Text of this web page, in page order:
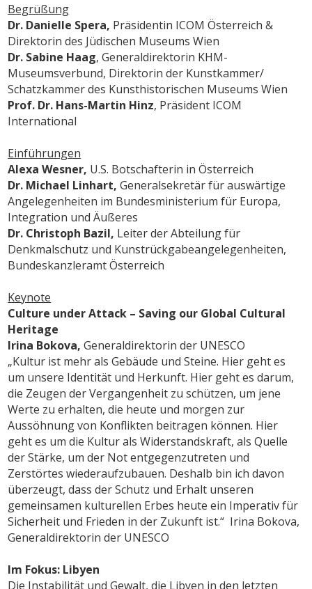
Begrüßung
Dr. Danielle Spera, Präsidentin ICOM Österreich &
Direktorin des Jüdischen Museums Wien
Dr. Sabine Haag, Generaldirektorin KHM-
Museumsverbund, Direktorin der Kunstkammer/
Schatzkammer des Kunsthistorischen Museums Wien
Prof. Dr. Hans-Martin Hinz, Präsident ICOM
International
Einführungen
Alexa Wesner, U.S. Botschafterin in Österreich
Dr. Michael Linhart, Generalsekretär für auswärtige
Angelegenheiten im Bundesministerium für Europa,
Integration und Äußeres
Dr. Christoph Bazil, Leiter der Abteilung für
Denkmalschutz und Kunstrückgabeangelegenheiten,
Bundeskanzleramt Österreich
Keynote
Culture under Attack – Saving our Global Cultural
Heritage
Irina Bokova,Generaldirektorin der UNESCO
„Kultur ist mehr als Gebäude und Steine. Hier geht es
um unsere Identität und Herkunft. Hier geht es darum,
die Zeugen der Vergangenheit zu schützen, um jene
Werte zu erhalten, die heute und morgen zur
Aussöhnung von Konflikten beitragen können. Hier
geht es um die Kultur als Widerstandskraft, als Quelle
der Stärke, um der Not entgegenzutreten und
Zerstörtes wiederaufzubauen. Deshalb bin ich davon
überzeugt, dass der Schutz und Erhalt unseren
gemeinsamen kulturellen Erbes heute ein Imperativ für
Sicherheit und Frieden in der Zukunft ist.“ Irina Bokova,
Generaldirektorin der UNESCO
Im Fokus: Libyen
Die Instabilität und Gewalt, die Libyen in den letzten